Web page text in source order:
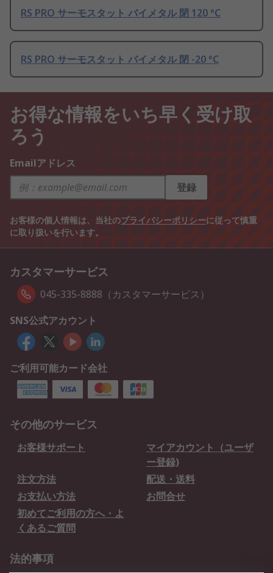
RS PRO サーモスタット バイメタル 閉 120 °C
RS PRO サーモスタット バイメタル 閉 -20 °C
お得な情報をいち早く受け取
ろう
Emailアドレス
登録
お客様の個人情報は、当社のプライバシーポリシーに従って慎重
に取り扱いを行います。
カスタマーサービス
045-335-8888（カスタマーサービス）
SNS公式アカウント
ご利用可能カード会社
その他のサービス
お客様サポート
マイアカウント（ユーザ
ー登録)
注文方法
配送・送料
お支払い方法
お問合せ
初めてご利用の方へ・よ
くあるご質問
法的事項